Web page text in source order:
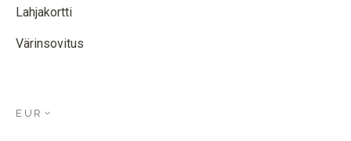
Lahjakortti
Värinsovitus
EUR